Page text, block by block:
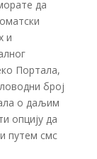
да
и
Портала,
број
о даљим
опцију да
путем смс